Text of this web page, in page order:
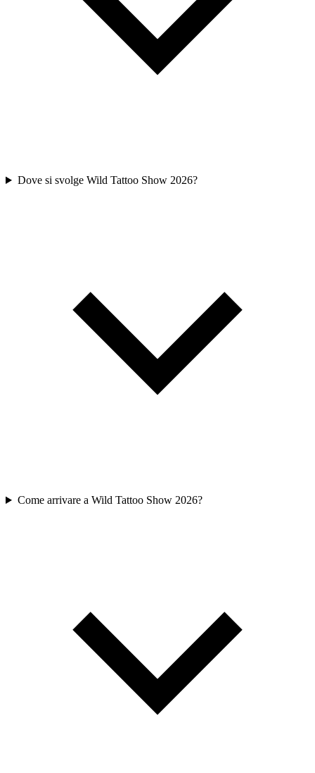
Dove si svolge Wild Tattoo Show 2026?
Come arrivare a Wild Tattoo Show 2026?